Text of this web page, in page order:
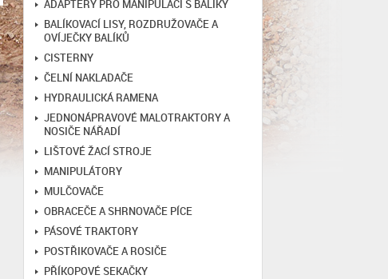
ADAPTÉRY PRO MANIPULACI S BALÍKY
BALÍKOVACÍ LISY, ROZDRUŽOVAČE A
OVÍJEČKY BALÍKŮ
CISTERNY
ČELNÍ NAKLADAČE
HYDRAULICKÁ RAMENA
JEDNONÁPRAVOVÉ MALOTRAKTORY A
NOSIČE NÁŘADÍ
LIŠTOVÉ ŽACÍ STROJE
MANIPULÁTORY
MULČOVAČE
OBRACEČE A SHRNOVAČE PÍCE
PÁSOVÉ TRAKTORY
POSTŘIKOVAČE A ROSIČE
PŘÍKOPOVÉ SEKAČKY